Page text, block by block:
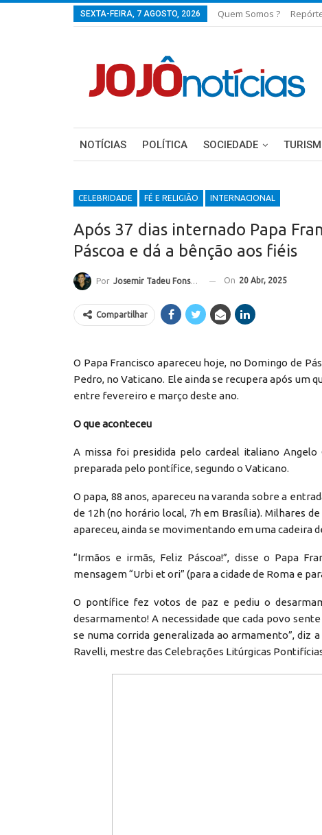
SEXTA-FEIRA, 7 AGOSTO, 2026 Quem Somos ?
NOTÍCIAS POLÍTICA SOCIEDADE
CELEBRIDADE FÉ E RELIGIÃO INTERNACIONAL
Após 37 dias internado Papa
Páscoa e dá a bênção aos fiéis
Por Josemir Tadeu Fonseca On 20 Abr, 2025
Compartilhar
O Papa Francisco apareceu hoje, no Domingo de
Pedro, no Vaticano. Ele ainda se recupera após um
entre fevereiro e março deste ano.
O que aconteceu
A missa foi presidida pelo cardeal italiano
preparada pelo pontífice, segundo o Vaticano.
O papa, 88 anos, apareceu na varanda sobre a
de 12h (no horário local, 7h em Brasília). Milhares
apareceu, ainda se movimentando em uma cadeira
“Irmãos e irmãs, Feliz Páscoa!”, disse o Papa
mensagem “Urbi et ori” (para a cidade de Roma e
O pontífice fez votos de paz e pediu o
desarmamento! A necessidade que cada povo
se numa corrida generalizada ao armamento”, diz
Ravelli, mestre das Celebrações Litúrgicas